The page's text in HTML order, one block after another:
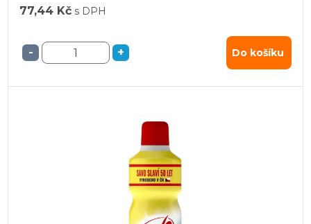
77,44 Kč s DPH
- + Do košíku